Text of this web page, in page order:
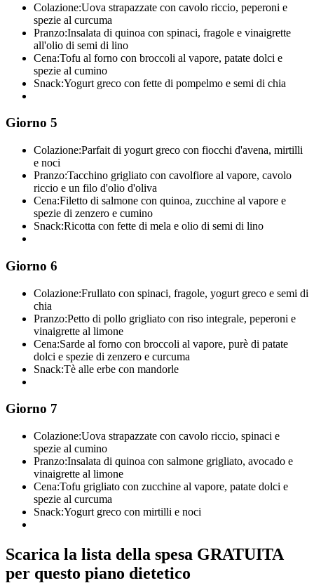
Colazione:Uova strapazzate con cavolo riccio, peperoni e
spezie al curcuma
Pranzo:Insalata di quinoa con spinaci, fragole e vinaigrette
all'olio di semi di lino
Cena:Tofu al forno con broccoli al vapore, patate dolci e
spezie al cumino
Snack:Yogurt greco con fette di pompelmo e semi di chia
Giorno 5
Colazione:Parfait di yogurt greco con fiocchi d'avena, mirtilli
e noci
Pranzo:Tacchino grigliato con cavolfiore al vapore, cavolo
riccio e un filo d'olio d'oliva
Cena:Filetto di salmone con quinoa, zucchine al vapore e
spezie di zenzero e cumino
Snack:Ricotta con fette di mela e olio di semi di lino
Giorno 6
Colazione:Frullato con spinaci, fragole, yogurt greco e semi di
chia
Pranzo:Petto di pollo grigliato con riso integrale, peperoni e
vinaigrette al limone
Cena:Sarde al forno con broccoli al vapore, purè di patate
dolci e spezie di zenzero e curcuma
Snack:Tè alle erbe con mandorle
Giorno 7
Colazione:Uova strapazzate con cavolo riccio, spinaci e
spezie al cumino
Pranzo:Insalata di quinoa con salmone grigliato, avocado e
vinaigrette al limone
Cena:Tofu grigliato con zucchine al vapore, patate dolci e
spezie al curcuma
Snack:Yogurt greco con mirtilli e noci
Scarica la lista della spesa GRATUITA
per questo piano dietetico